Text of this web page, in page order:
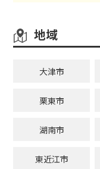
地域
大津市
栗東市
湖南市
東近江市